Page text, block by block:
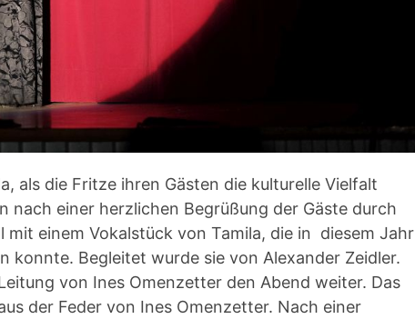
als die Fritze ihren Gästen die kulturelle Vielfalt
nach einer herzlichen Begrüßung der Gäste durch
einem Vokalstück von Tamila, die in diesem Jahr
konnte. Begleitet wurde sie von Alexander Zeidler.
von Ines Omenzetter den Abend weiter. Das
der Feder von Ines Omenzetter. Nach einer